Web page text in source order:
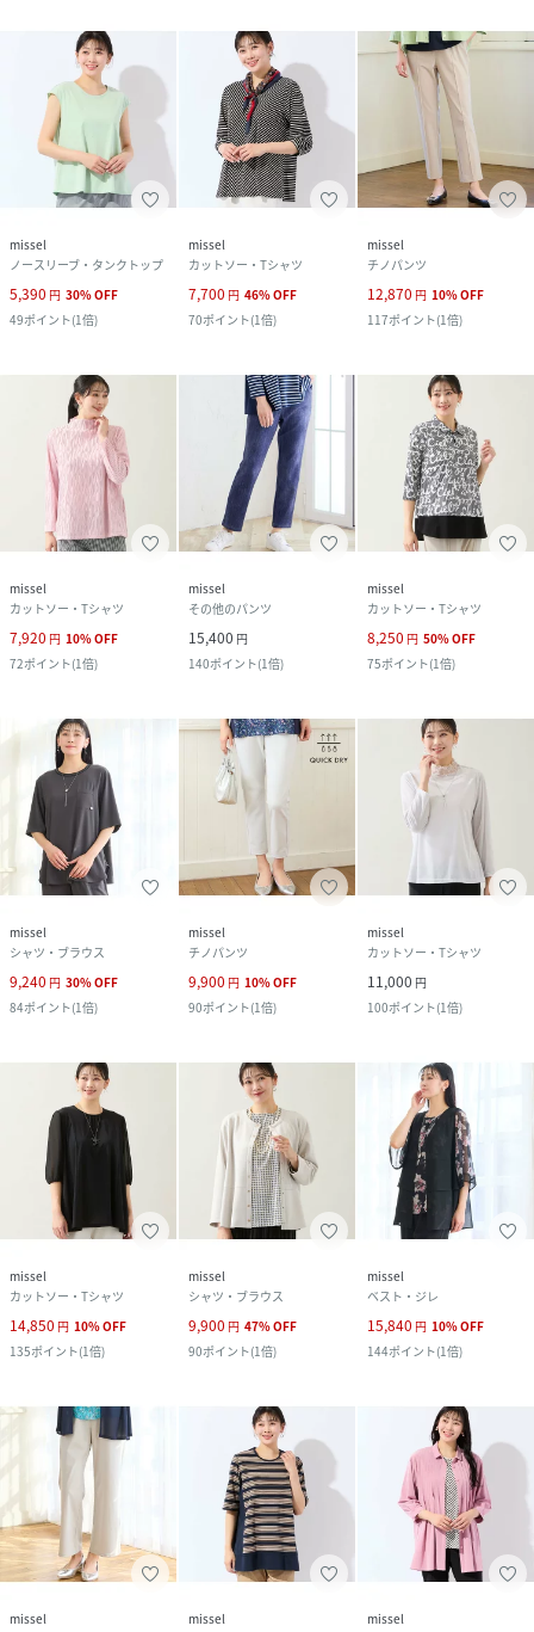
missel
ノースリーブ・タンクトップ
5,390 円 30%OFF
49ポイント(1倍)
missel
カットソー・Tシャツ
7,700 円 46%OFF
70ポイント(1倍)
missel
チノパンツ
12,870 円 10%OFF
117ポイント(1倍)
missel
カットソー・Tシャツ
7,920 円 10%OFF
72ポイント(1倍)
missel
その他のパンツ
15,400 円
140ポイント(1倍)
missel
カットソー・Tシャツ
8,250 円 50%OFF
75ポイント(1倍)
missel
シャツ・ブラウス
9,240 円 30%OFF
84ポイント(1倍)
missel
チノパンツ
9,900 円 10%OFF
90ポイント(1倍)
missel
カットソー・Tシャツ
11,000 円
100ポイント(1倍)
missel
カットソー・Tシャツ
14,850 円 10%OFF
135ポイント(1倍)
missel
シャツ・ブラウス
9,900 円 47%OFF
90ポイント(1倍)
missel
ベスト・ジレ
15,840 円 10%OFF
144ポイント(1倍)
missel
missel
missel